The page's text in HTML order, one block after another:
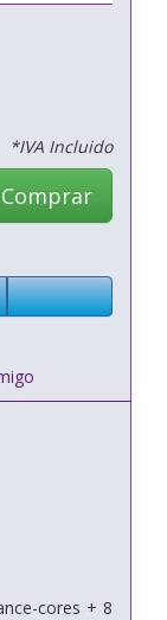
*IVA Incluido
Comprar
cores + 8